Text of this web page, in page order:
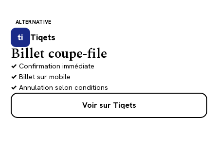
ALTERNATIVE
ti Tiqets
Billet coupe-file
Confirmation immédiate
Billet sur mobile
Annulation selon conditions
Voir sur Tiqets